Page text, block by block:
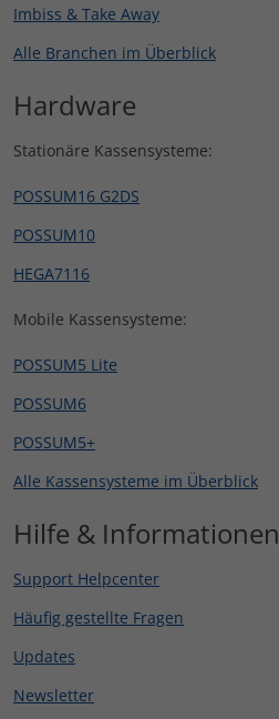
Imbiss & Take Away
Alle Branchen im Überblick
Hardware
Stationäre Kassensysteme:
POSSUM16 G2DS
POSSUM10
HEGA7116
Mobile Kassensysteme:
POSSUM5 Lite
POSSUM6
POSSUM5+
Alle Kassensysteme im Überblick
Hilfe & Informationen
Support Helpcenter
Häufig gestellte Fragen
Updates
Newsletter